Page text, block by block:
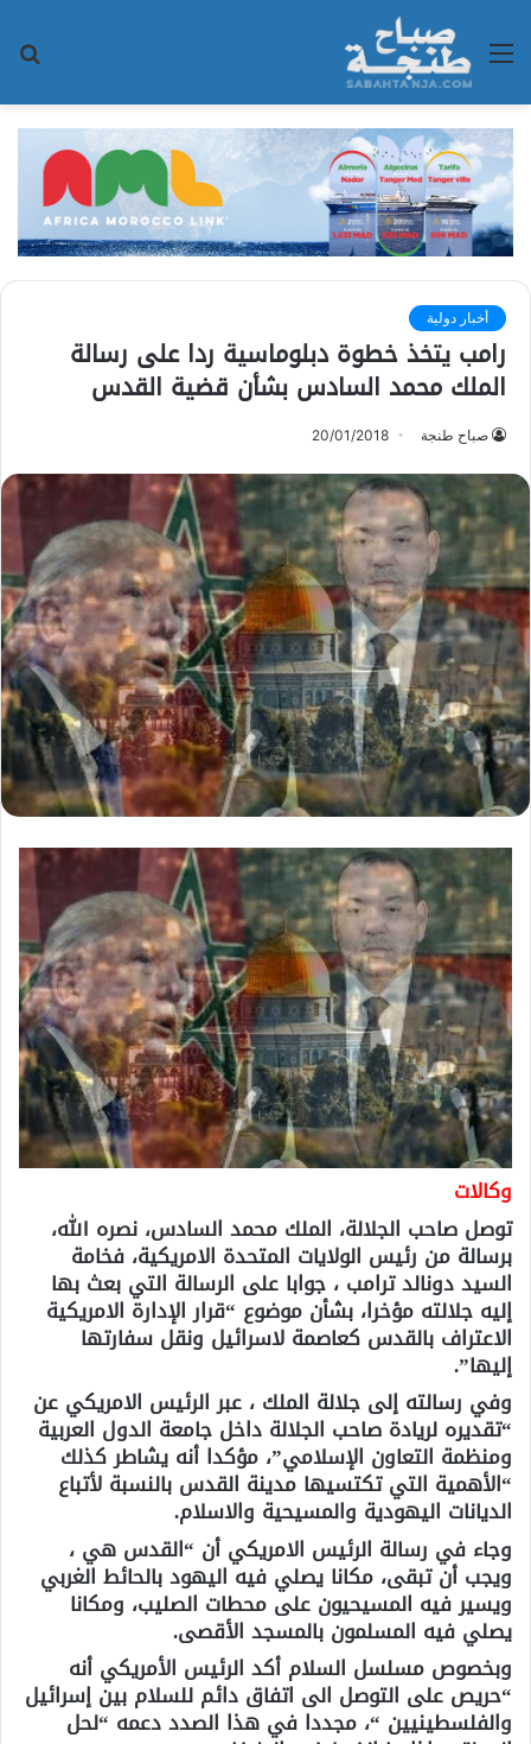
القائمة
أخبار دولية
رامب يتخذ خطوة دبلوماسية ردا على رسالة
الملك محمد السادس بشأن قضية القدس
صباح طنجة 20/01/2018
وكالات
توصل صاحب الجلالة، الملك محمد السادس، نصره الله،
برسالة من رئيس الولايات المتحدة الامريكية، فخامة
السيد دونالد ترامب ، جوابا على الرسالة التي بعث بها
إليه جلالته مؤخرا، بشأن موضوع “قرار الإدارة الامريكية
الاعتراف بالقدس كعاصمة لاسرائيل ونقل سفارتها
إليها”.
وفي رسالته إلى جلالة الملك ، عبر الرئيس الامريكي عن
“تقديره لريادة صاحب الجلالة داخل جامعة الدول العربية
ومنظمة التعاون الإسلامي”، مؤكدا أنه يشاطر كذلك
“الأهمية التي تكتسيها مدينة القدس بالنسبة لأتباع
الديانات اليهودية والمسيحية والاسلام.
وجاء في رسالة الرئيس الامريكي أن “القدس هي ،
ويجب أن تبقى، مكانا يصلي فيه اليهود بالحائط الغربي
ويسير فيه المسيحيون على محطات الصليب، ومكانا
يصلي فيه المسلمون بالمسجد الأقصى.
وبخصوص مسلسل السلام أكد الرئيس الأمريكي أنه
“حريص على التوصل الى اتفاق دائم للسلام بين إسرائيل
والفلسطينيين “، مجددا في هذا الصدد دعمه “لحل